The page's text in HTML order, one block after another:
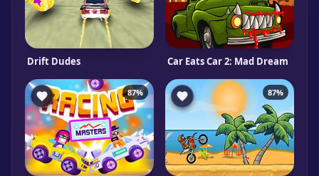
Drift Dudes Car Eats Car 2: Mad Dream
87% 87%